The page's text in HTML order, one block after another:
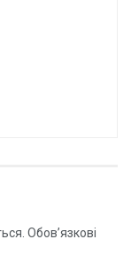
Обов’язкові